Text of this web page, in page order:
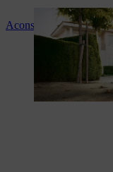
Aconselhamento e